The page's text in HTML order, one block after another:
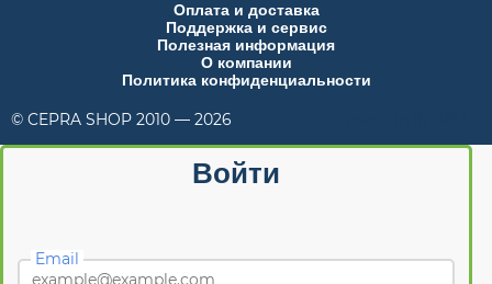
Оплата и доставка
Поддержка и сервис
Полезная информация
О компании
Политика конфиденциальности
© CEPRA SHOP 2010 — 2026
Войти
Email